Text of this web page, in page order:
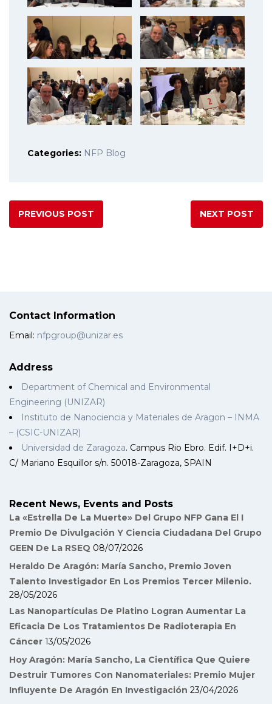
Categories: NFP Blog
PREVIOUS POST NEXT POST
Contact Information
Email: nfpgroup@unizar.es
Address
Department of Chemical and Environmental
Engineering (UNIZAR)
Instituto de Nanociencia y Materiales de Aragon – INMA
– (CSIC-UNIZAR)
Universidad de Zaragoza. Campus Rio Ebro. Edif. I+D+i.
C/ Mariano Esquillor s/n. 50018-Zaragoza, SPAIN
Recent News, Events and Posts
La «Estrella De La Muerte» Del Grupo NFP Gana El I
Premio De Divulgación Y Ciencia Ciudadana Del Grupo
GEEN De La RSEQ 08/07/2026
Heraldo De Aragón: María Sancho, Premio Joven
Talento Investigador En Los Premios Tercer Milenio.
28/05/2026
Las Nanopartículas De Platino Logran Aumentar La
Eficacia De Los Tratamientos De Radioterapia En
Cáncer 13/05/2026
Hoy Aragón: María Sancho, La Científica Que Quiere
Destruir Tumores Con Nanomateriales: Premio Mujer
Influyente De Aragón En Investigación 23/04/2026